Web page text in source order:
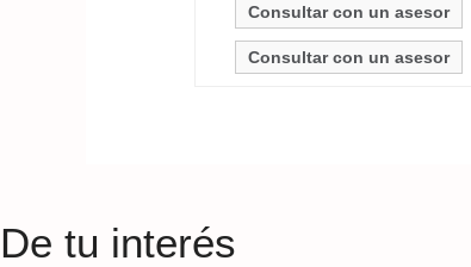
Consultar con un asesor
Consultar con un asesor
De tu interés